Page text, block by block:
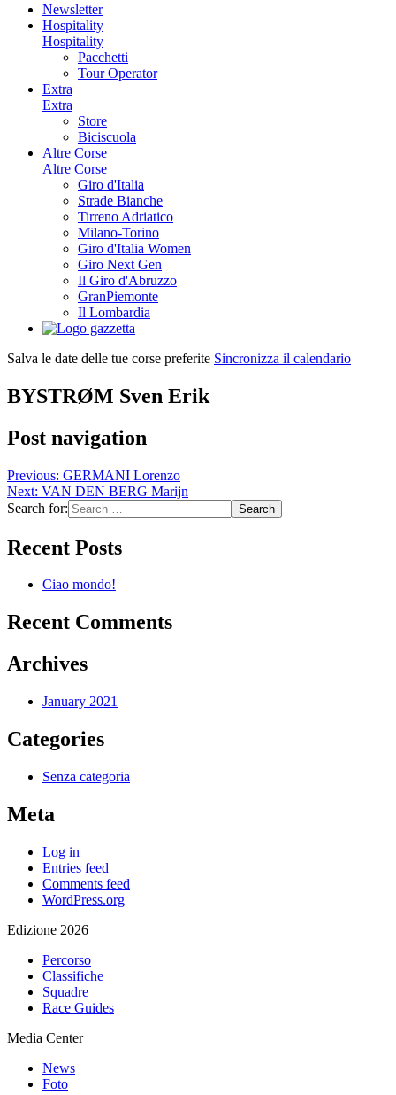
Newsletter
Hospitality
Hospitality
Pacchetti
Tour Operator
Extra
Extra
Store
Biciscuola
Altre Corse
Altre Corse
Giro d'Italia
Strade Bianche
Tirreno Adriatico
Milano-Torino
Giro d'Italia Women
Giro Next Gen
Il Giro d'Abruzzo
GranPiemonte
Il Lombardia
Salva le date delle tue corse preferite Sincronizza il calendario
BYSTRØM Sven Erik
Post navigation
Previous: GERMANI Lorenzo
Next: VAN DEN BERG Marijn
Search for:
Recent Posts
Ciao mondo!
Recent Comments
Archives
January 2021
Categories
Senza categoria
Meta
Log in
Entries feed
Comments feed
WordPress.org
Edizione 2026
Percorso
Classifiche
Squadre
Race Guides
Media Center
News
Foto